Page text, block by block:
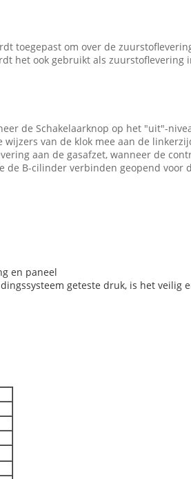
toegepast om over de
het ook gebruikt als zuurstoflevering
de Schakelaarknop op het "uit"-
van de klok mee aan de
aan de gasafzet, wanneer de
B-cilinder verbinden geopend voor
en paneel
geteste druk, is het veilig